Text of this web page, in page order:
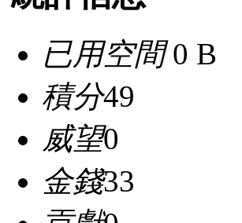
已用空間0 B
積分49
威望0
金錢33